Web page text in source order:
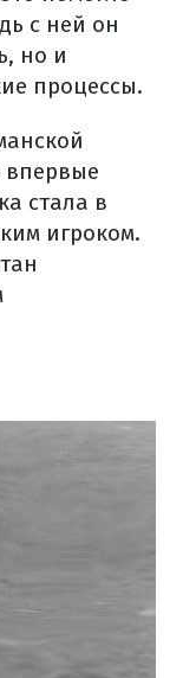
с ней он
но и
процессы.
стала в
игроком.